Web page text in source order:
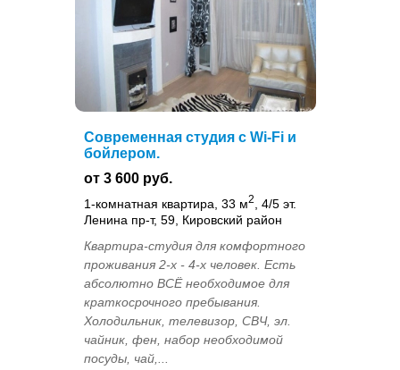
Современная студия с Wi-Fi и
бойлером.
от 3 600 руб.
1-комнатная квартира, 33 м2
, 4/5 эт.
Ленина пр-т, 59, Кировский район
Квартира-студия для комфортного
проживания 2-х - 4-х человек. Есть
абсолютно ВСЁ необходимое для
краткосрочного пребывания.
Холодильник, телевизор, СВЧ, эл.
чайник, фен, набор необходимой
посуды, чай,...